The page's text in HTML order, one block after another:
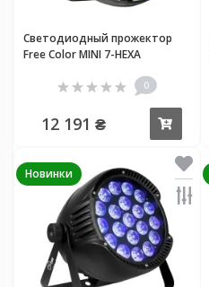
Светодиодный прожектор
Free Color MINI 7-HEXA
0
12 191 ₴
Новинки